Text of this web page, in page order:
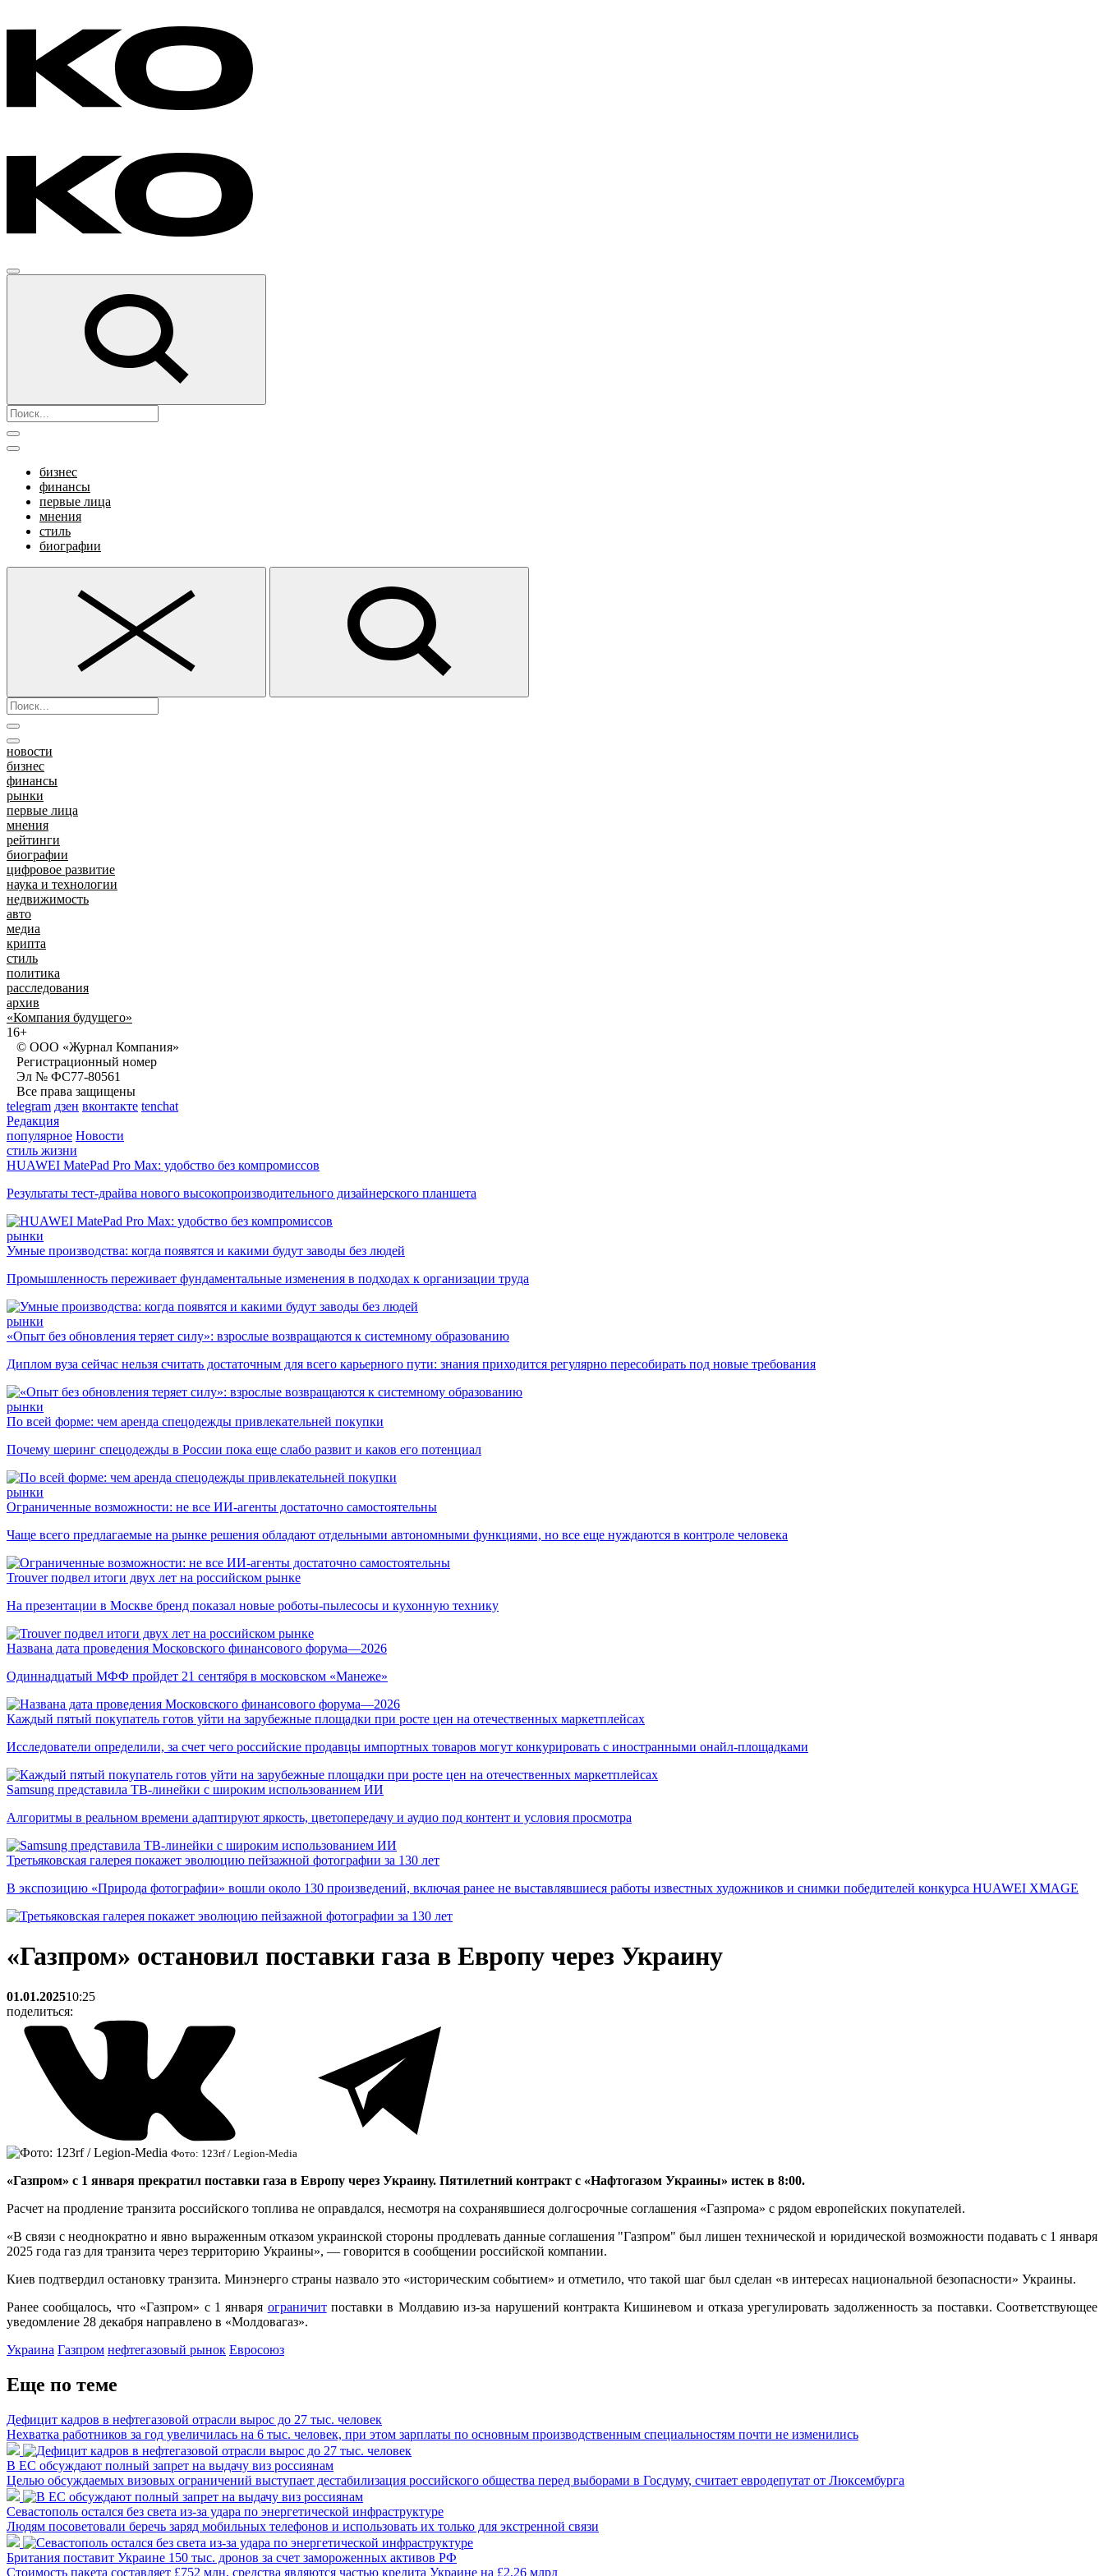
бизнес
финансы
первые лица
мнения
стиль
биографии
новости
бизнес
финансы
рынки
первые лица
мнения
рейтинги
биографии
цифровое развитие
наука и технологии
недвижимость
авто
медиа
крипта
стиль
политика
расследования
архив
«Компания будущего»
16+
© ООО «Журнал Компания»
Регистрационный номер
Эл № ФС77-80561
Все права защищены
telegram дзен вконтакте tenchat
Редакция
популярное Новости
стиль жизни
HUAWEI MatePad Pro Max: удобство без компромиссов
Результаты тест-драйва нового высокопроизводительного дизайнерского планшета
рынки
Умные производства: когда появятся и какими будут заводы без людей
Промышленность переживает фундаментальные изменения в подходах к организации труда
рынки
«Опыт без обновления теряет силу»: взрослые возвращаются к системному образованию
Диплом вуза сейчас нельзя считать достаточным для всего карьерного пути: знания приходится регулярно пересобирать под новые требования
рынки
По всей форме: чем аренда спецодежды привлекательней покупки
Почему шеринг спецодежды в России пока еще слабо развит и каков его потенциал
рынки
Ограниченные возможности: не все ИИ-агенты достаточно самостоятельны
Чаще всего предлагаемые на рынке решения обладают отдельными автономными функциями, но все еще нуждаются в контроле человека
Trouver подвел итоги двух лет на российском рынке
На презентации в Москве бренд показал новые роботы-пылесосы и кухонную технику
Названа дата проведения Московского финансового форума—2026
Одиннадцатый МФФ пройдет 21 сентября в московском «Манеже»
Каждый пятый покупатель готов уйти на зарубежные площадки при росте цен на отечественных маркетплейсах
Исследователи определили, за счет чего российские продавцы импортных товаров могут конкурировать с иностранными онайл-площадками
Samsung представила ТВ-линейки с широким использованием ИИ
Алгоритмы в реальном времени адаптируют яркость, цветопередачу и аудио под контент и условия просмотра
Третьяковская галерея покажет эволюцию пейзажной фотографии за 130 лет
В экспозицию «Природа фотографии» вошли около 130 произведений, включая ранее не выставлявшиеся работы известных художников и снимки победителей конкурса HUAWEI XMAGE
«Газпром» остановил поставки газа в Европу через Украину
01.01.202510:25
поделиться:
Фото: 123rf / Legion-Media
«Газпром» с 1 января прекратил поставки газа в Европу через Украину. Пятилетний контракт с «Нафтогазом Украины» истек в 8:00.
Расчет на продление транзита российского топлива не оправдался, несмотря на сохранявшиеся долгосрочные соглашения «Газпрома» с рядом европейских покупателей.
«В связи с неоднократно и явно выраженным отказом украинской стороны продлевать данные соглашения "Газпром" был лишен технической и юридической возможности подавать с 1 января
2025 года газ для транзита через территорию Украины», — говорится в сообщении российской компании.
Киев подтвердил остановку транзита. Минэнерго страны назвало это «историческим событием» и отметило, что такой шаг был сделан «в интересах национальной безопасности» Украины.
Ранее сообщалось, что «Газпром» с 1 января ограничитпоставки в Молдавию из-за нарушений контракта Кишиневом и отказа урегулировать задолженность за поставки. Соответствующее
уведомление 28 декабря направлено в «Молдовагаз».
Украина Газпром нефтегазовый рынок Евросоюз
Еще по теме
Дефицит кадров в нефтегазовой отрасли вырос до 27 тыс. человек
Нехватка работников за год увеличилась на 6 тыс. человек, при этом зарплаты по основным производственным специальностям почти не изменились
В ЕС обсуждают полный запрет на выдачу виз россиянам
Целью обсуждаемых визовых ограничений выступает дестабилизация российского общества перед выборами в Госдуму, считает евродепутат от Люксембурга
Севастополь остался без света из-за удара по энергетической инфраструктуре
Людям посоветовали беречь заряд мобильных телефонов и использовать их только для экстренной связи
Британия поставит Украине 150 тыс. дронов за счет замороженных активов РФ
Стоимость пакета составляет £752 млн, средства являются частью кредита Украине на £2,26 млрд